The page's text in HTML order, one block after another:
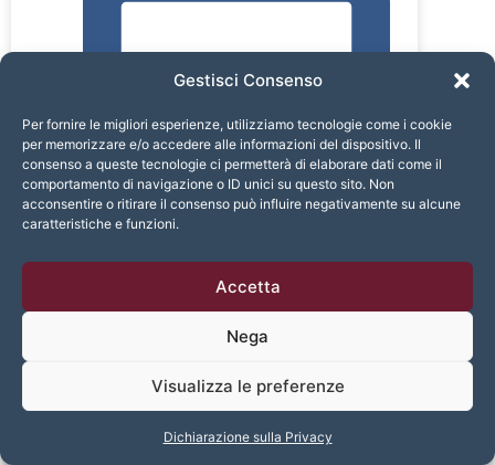
Gestisci Consenso
Per fornire le migliori esperienze, utilizziamo tecnologie come i cookie
per memorizzare e/o accedere alle informazioni del dispositivo. Il
consenso a queste tecnologie ci permetterà di elaborare dati come il
comportamento di navigazione o ID unici su questo sito. Non
acconsentire o ritirare il consenso può influire negativamente su alcune
caratteristiche e funzioni.
Accetta
Nega
Visualizza le preferenze
Dichiarazione sulla Privacy
Anno 23°